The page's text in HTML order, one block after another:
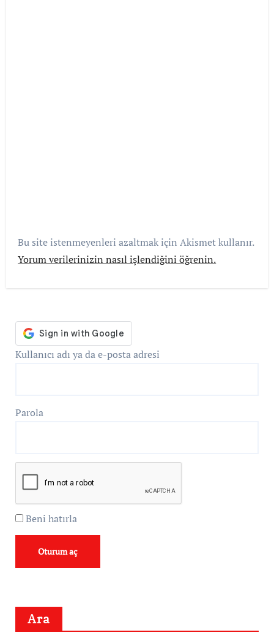
Bu site istenmeyenleri azaltmak için Akismet kullanır.
Yorum verilerinizin nasıl işlendiğini öğrenin.
Kullanıcı adı ya da e-posta adresi
Parola
Beni hatırla
Ara